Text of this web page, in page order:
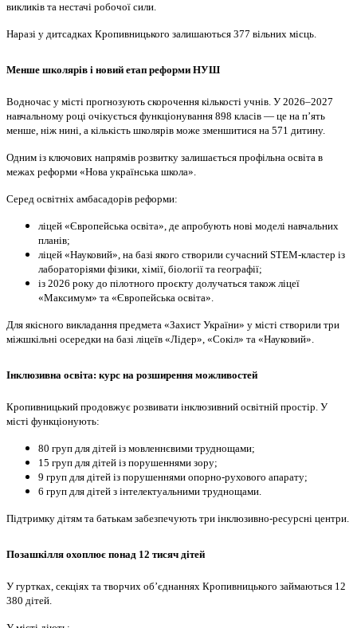
викликів та нестачі робочої сили.
Наразі у дитсадках Кропивницького залишаються 377 вільних місць.
Менше школярів і новий етап реформи НУШ
Водночас у місті прогнозують скорочення кількості учнів. У 2026–2027
навчальному році очікується функціонування 898 класів — це на п’ять
менше, ніж нині, а кількість школярів може зменшитися на 571 дитину.
Одним із ключових напрямів розвитку залишається профільна освіта в
межах реформи «Нова українська школа».
Серед освітніх амбасадорів реформи:
ліцей «Європейська освіта», де апробують нові моделі навчальних
планів;
ліцей «Науковий», на базі якого створили сучасний STEM-кластер із
лабораторіями фізики, хімії, біології та географії;
із 2026 року до пілотного проєкту долучаться також ліцеї
«Максимум» та «Європейська освіта».
Для якісного викладання предмета «Захист України» у місті створили три
міжшкільні осередки на базі ліцеїв «Лідер», «Сокіл» та «Науковий».
Інклюзивна освіта: курс на розширення можливостей
Кропивницький продовжує розвивати інклюзивний освітній простір. У
місті функціонують:
80 груп для дітей із мовленнєвими труднощами;
15 груп для дітей із порушеннями зору;
9 груп для дітей із порушеннями опорно-рухового апарату;
6 груп для дітей з інтелектуальними труднощами.
Підтримку дітям та батькам забезпечують три інклюзивно-ресурсні центри.
Позашкілля охоплює понад 12 тисяч дітей
У гуртках, секціях та творчих об’єднаннях Кропивницького займаються 12
380 дітей.